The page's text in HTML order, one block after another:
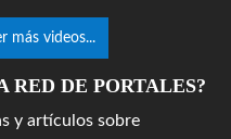
más videos...
RED DE PORTALES?
y artículos sobre